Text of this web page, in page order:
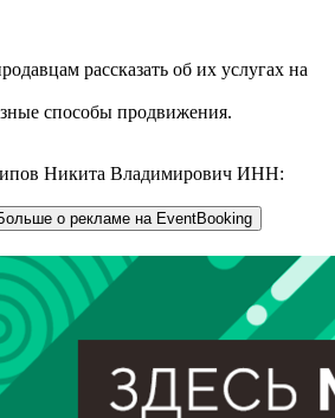
рассказать об их услугах на
способы продвижения.
Никита Владимирович ИНН:
о рекламе на EventBooking